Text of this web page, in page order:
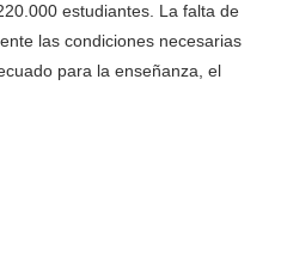
estudiantes. La falta de
las condiciones necesarias
para la enseñanza, el